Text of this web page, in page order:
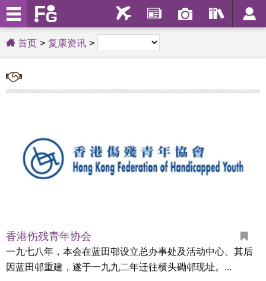
首页 复康资讯
香港伤残青年协会
一九七八年，本会在蓝田邨设立总办事处及活动中心。其后
因蓝田邨重建，遂于一九九二年迁往横头磡邨现址。...